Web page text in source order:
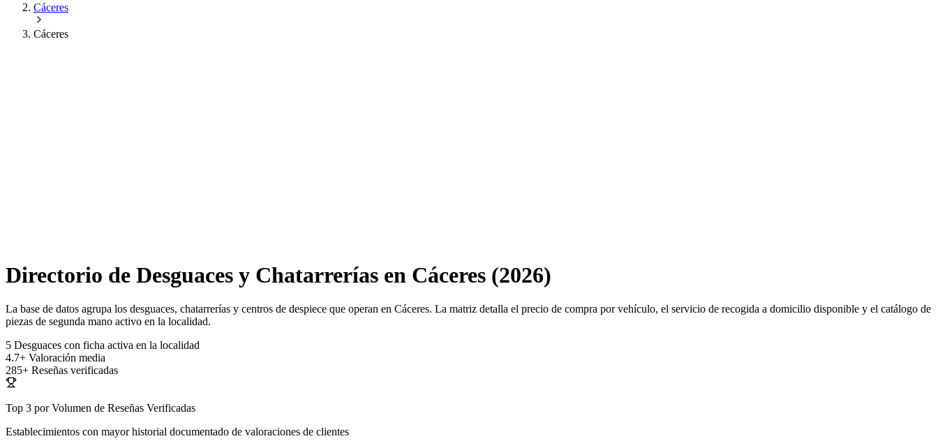
Cáceres
Cáceres
Directorio de Desguaces y Chatarrerías en Cáceres (2026)
La base de datos agrupa los desguaces, chatarrerías y centros de despiece que operan en Cáceres. La matriz detalla el precio de compra por vehículo, el servicio de recogida a domicilio disponible y el catálogo de
piezas de segunda mano activo en la localidad.
5 Desguaces con ficha activa en la localidad
4.7+ Valoración media
285+ Reseñas verificadas
Top 3 por Volumen de Reseñas Verificadas
Establecimientos con mayor historial documentado de valoraciones de clientes